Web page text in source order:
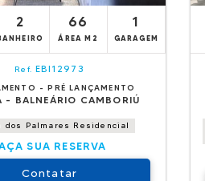
2 66
ÁREA M2
1
GARAGEM
Ref. EBI12973
- PRÉ LANÇAMENTO
- BALNEÁRIO CAMBORIÚ
dos Palmares Residencial
SUA RESERVA
Contatar